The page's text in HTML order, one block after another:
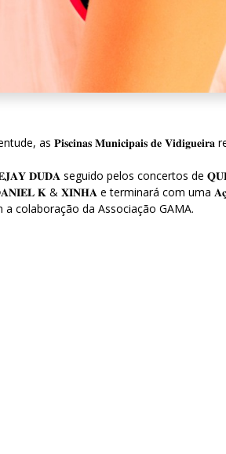
as 𝐏𝐢𝐬𝐜𝐢𝐧𝐚𝐬 𝐌𝐮𝐧𝐢𝐜𝐢𝐩𝐚𝐢𝐬 𝐝𝐞
𝐃𝐔𝐃𝐀 seguido pelos concertos de
𝐊 & 𝐗𝐈𝐍𝐇𝐀 e terminará com uma
colaboração da Associação GAMA.